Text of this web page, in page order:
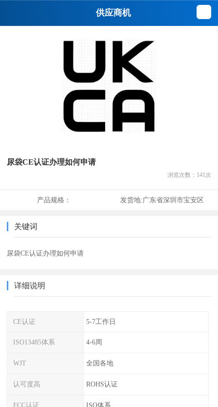
供应商机
尿袋CE认证办理如何申请
浏览次数： 141 次
产品规格： 发货地:广东省深圳市宝安区
关键词
尿袋CE认证办理如何申请
详细说明
CE认证 5-7工作日
ISO13485体系 4-6周
WJT 全国各地
认可度高 ROHS认证
FCC认证 ISO体系